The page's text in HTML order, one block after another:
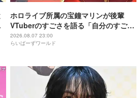
ホロライブ所属の宝鐘マリンが後輩
VTuberのすごさを語る「自分のすごさ
に気づいてない」
2026.08.07 23:00
らいばーずワールド